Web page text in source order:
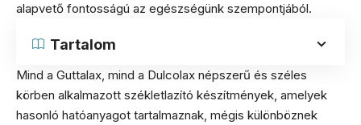
alapvető fontosságú az egészségünk szempontjából.
Tartalom
Mind a Guttalax, mind a Dulcolax népszerű és széles
körben alkalmazott székletlazító készítmények, amelyek
hasonló hatóanyagot tartalmaznak, mégis különböznek